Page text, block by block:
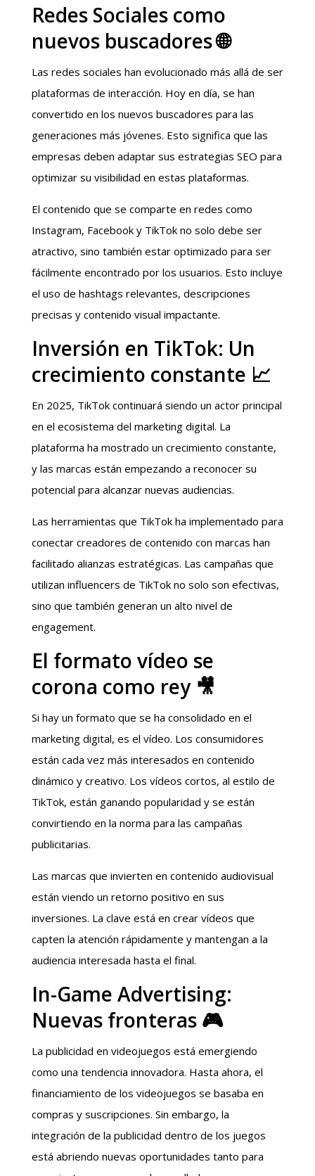
Redes Sociales como
nuevos buscadores 🌐
Las redes sociales han evolucionado más allá de ser
plataformas de interacción. Hoy en día, se han
convertido en los nuevos buscadores para las
generaciones más jóvenes. Esto significa que las
empresas deben adaptar sus estrategias SEO para
optimizar su visibilidad en estas plataformas.
El contenido que se comparte en redes como
Instagram, Facebook y TikTok no solo debe ser
atractivo, sino también estar optimizado para ser
fácilmente encontrado por los usuarios. Esto incluye
el uso de hashtags relevantes, descripciones
precisas y contenido visual impactante.
Inversión en TikTok: Un
crecimiento constante 📈
En 2025, TikTok continuará siendo un actor principal
en el ecosistema del marketing digital. La
plataforma ha mostrado un crecimiento constante,
y las marcas están empezando a reconocer su
potencial para alcanzar nuevas audiencias.
Las herramientas que TikTok ha implementado para
conectar creadores de contenido con marcas han
facilitado alianzas estratégicas. Las campañas que
utilizan influencers de TikTok no solo son efectivas,
sino que también generan un alto nivel de
engagement.
El formato vídeo se
corona como rey 🎥
Si hay un formato que se ha consolidado en el
marketing digital, es el vídeo. Los consumidores
están cada vez más interesados en contenido
dinámico y creativo. Los vídeos cortos, al estilo de
TikTok, están ganando popularidad y se están
convirtiendo en la norma para las campañas
publicitarias.
Las marcas que invierten en contenido audiovisual
están viendo un retorno positivo en sus
inversiones. La clave está en crear vídeos que
capten la atención rápidamente y mantengan a la
audiencia interesada hasta el final.
In-Game Advertising:
Nuevas fronteras 🎮
La publicidad en videojuegos está emergiendo
como una tendencia innovadora. Hasta ahora, el
financiamiento de los videojuegos se basaba en
compras y suscripciones. Sin embargo, la
integración de la publicidad dentro de los juegos
está abriendo nuevas oportunidades tanto para